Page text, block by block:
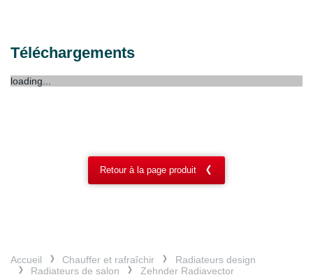
Téléchargements
loading...
Retour à la page produit
Accueil Chauffer et rafraîchir
Radiateurs design
Radiateurs de salon
Zehnder Radiavector